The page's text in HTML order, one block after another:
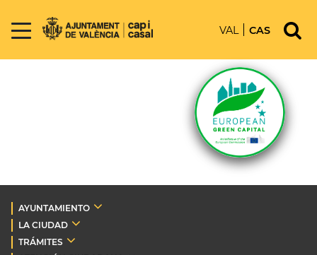
VAL CAS
AYUNTAMIENTO
LA CIUDAD
TRÁMITES